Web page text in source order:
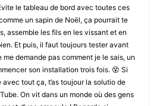
le tableau de bord avec toutes ces
un sapin de Noël, ça pourrait te
assemble les fils en les vissant et en
Et puis, il faut toujours tester avant
me demande pas comment je le sais, un
son installation trois fois. 😵 Si
avec tout ça, t’as toujour la solutio de
On vit dans un monde où des gens